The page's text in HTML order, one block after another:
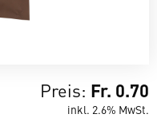
Preis: Fr. 0.70
inkl. 2.6% MwSt.